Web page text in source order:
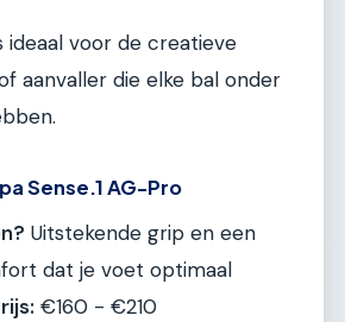
ideaal voor de creatieve
aanvaller die elke bal onder
Sense.1 AG-Pro
Uitstekende grip en een
dat je voet optimaal
€160 - €210